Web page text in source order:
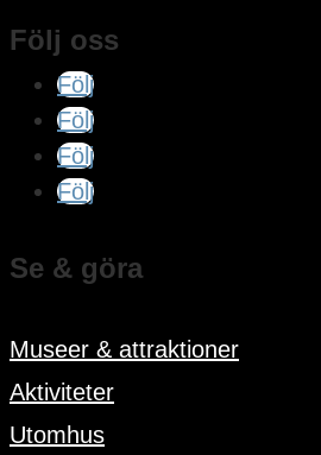
Följ oss
Följ
Följ
Följ
Följ
Se & göra
Museer & attraktioner
Aktiviteter
Utomhus